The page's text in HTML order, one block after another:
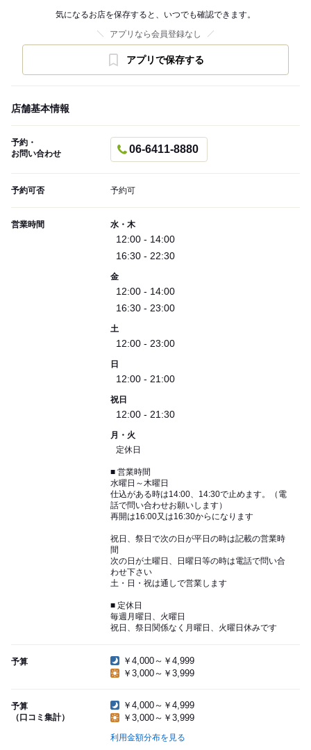
気になるお店を保存すると、いつでも確認できます。
アプリなら会員登録なし
アプリで保存する
店舗基本情報
予約・
お問い合わせ
06-6411-8880
予約可否 予約可
営業時間 水・木
12:00 - 14:00
16:30 - 22:30
金
12:00 - 14:00
16:30 - 23:00
土
12:00 - 23:00
日
12:00 - 21:00
祝日
12:00 - 21:30
月・火
定休日
■ 営業時間
水曜日～木曜日
仕込がある時は14:00、14:30で止めます。（電
話で問い合わせお願いします）
再開は16:00又は16:30からになります
祝日、祭日で次の日が平日の時は記載の営業時
間
次の日が土曜日、日曜日等の時は電話で問い合
わせ下さい
土・日・祝は通しで営業します
■ 定休日
毎週月曜日、火曜日
祝日、祭日関係なく月曜日、火曜日休みです
予算
￥4,000～￥4,999
￥3,000～￥3,999
予算
（口コミ集計）
￥4,000～￥4,999
￥3,000～￥3,999
利用金額分布を見る